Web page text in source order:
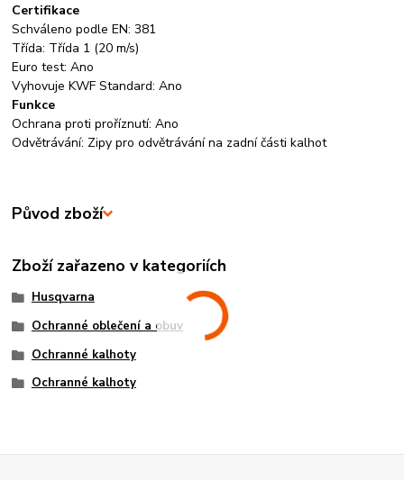
Certifikace
Schváleno podle EN: 381
Třída: Třída 1 (20 m/s)
Euro test: Ano
Vyhovuje KWF Standard: Ano
Funkce
Ochrana proti proříznutí: Ano
Odvětrávání: Zipy pro odvětrávání na zadní části kalhot
Původ zboží
Zboží zařazeno v kategoriích
Husqvarna
Ochranné oblečení a obuv
Ochranné kalhoty
Ochranné kalhoty